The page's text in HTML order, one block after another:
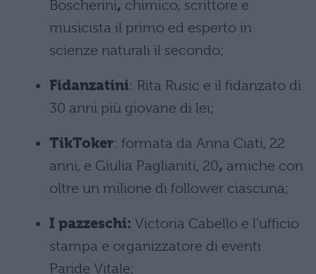
Boscherini, chimico, scrittore e
musicista il primo ed esperto in
scienze naturali il secondo;
Fidanzatini: Rita Rusic e il fidanzato di
30 anni più giovane di lei;
TikToker: formata da Anna Ciati, 22
anni, e Giulia Paglianiti, 20, amiche con
oltre un milione di follower ciascuna;
I pazzeschi: Victoria Cabello e l’ufficio
stampa e organizzatore di eventi
Paride Vitale;